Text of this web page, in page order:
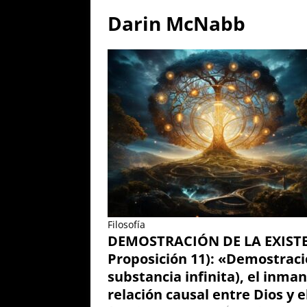
Parábola del amo y el
Spinoza a Lodowijk
[ 28 julio, 2026 ]
EL
Autonomía en la
2)
POLÍTICA
[ 27 julio, 2026 ] EL
A REPETIRLA:
República», por Justo
Darin McNabb
Filosofía
DEMOSTRACIÓN DE LA
Proposición 11):
substancia infinita), el
relación causal entre Dios y